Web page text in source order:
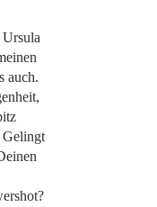
Ursula
auch.
Gelingt